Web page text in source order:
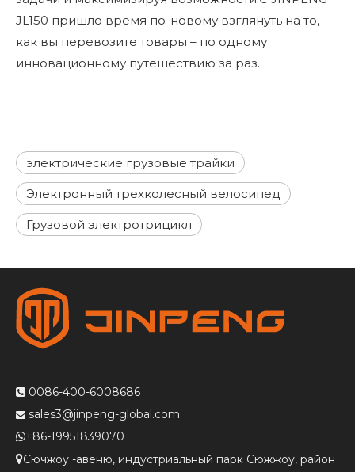
JL150 пришло время по-новому взглянуть на то,
как вы перевозите товары – по одному
инновационному путешествию за раз.
электрические грузовые трайки
Электронный трехколесный велосипед
Грузовой электротрицикл
 0086-400-6008686
 sales3@jinpeng-global.com
+86-19951839070
Сючжоу -авеню, индустриальный парк Сюжжоу, район